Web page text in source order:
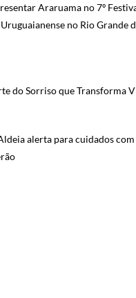
Araruama no 7º
no Rio Grande
do Sorriso que Transforma
alerta para cuidados com